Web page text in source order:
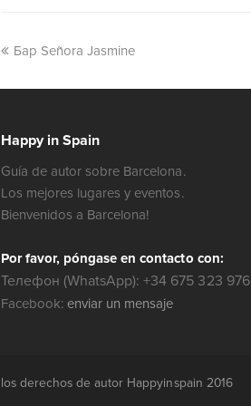
Бар Señora Jasmine
Happy in Spain
Guía de autor sobre Barcelona.
Los mejores lugares y eventos.
Bienvenidos a Barcelona!
Por favor, póngase en contacto con:
Телефон (WhatsApp): +34 675 323 976
Facebook:enviar un mensaje
los derechos de autor Happyinspain 2016